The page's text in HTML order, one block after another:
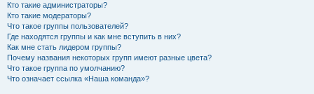
Кто такие администраторы?
Кто такие модераторы?
Что такое группы пользователей?
Где находятся группы и как мне вступить в них?
Как мне стать лидером группы?
Почему названия некоторых групп имеют разные цвета?
Что такое группа по умолчанию?
Что означает ссылка «Наша команда»?